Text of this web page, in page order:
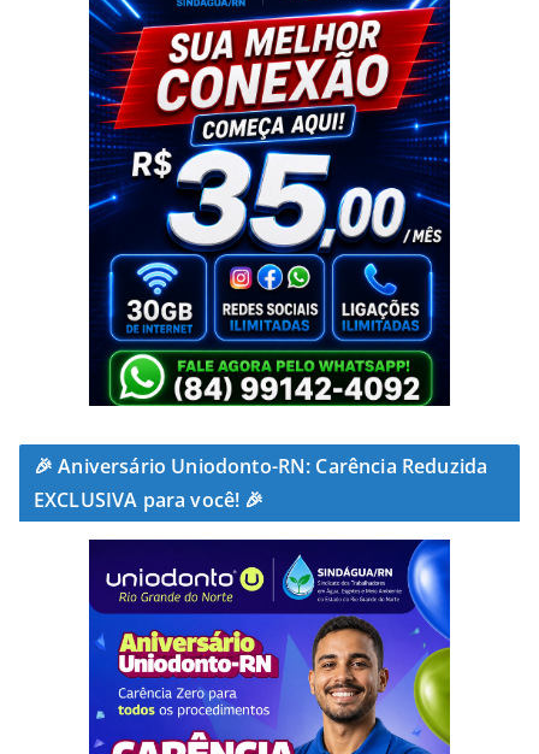
🎉 Aniversário Uniodonto-RN: Carência Reduzida
EXCLUSIVA para você! 🎉